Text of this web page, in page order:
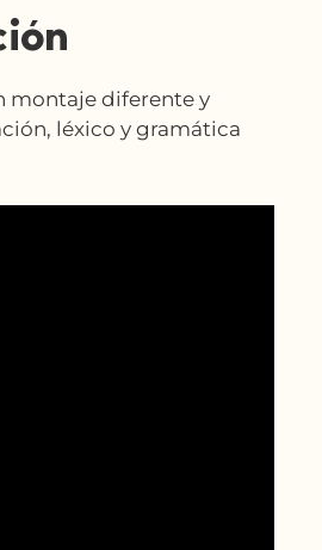
montaje diferente y
léxico y gramática